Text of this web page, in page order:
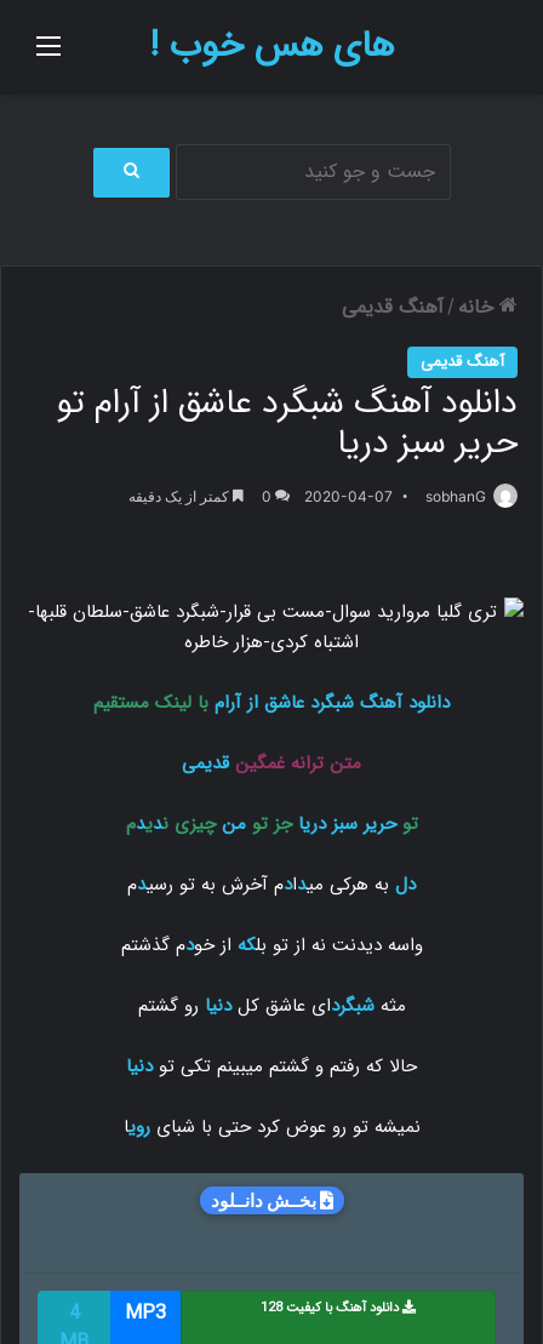
های هس خوب !
ج
ی
خانه / آهنگ قدیمی
آهنگ قدیمی
دانلود آهنگ شبگرد عاشق از آرام تو
حریر سبز دریا
sobhanG
2020-04-07
0 کمتر از یک دقیقه
دانلود آهنگ شبگرد عاشق از آرام با لینک مستقیم
متن ترانه غمگینقدیمی
توحریر سبز دریا جز تومنچیزی ندیدم
دل به هرکی میدادم آخرش به تو رسیدم
واسه دیدنت نه از تو بلکه از خودم گذشتم
مثهشبگردای عاشق کلدنیا رو گشتم
حالا که رفتم و گشتم میبینم تکی تودنیا
نمیشه تو رو عوض کرد حتی با شبایرویا
بخــش دانــلود
دانلود آهنگ با کیفیت 128 MP3
4